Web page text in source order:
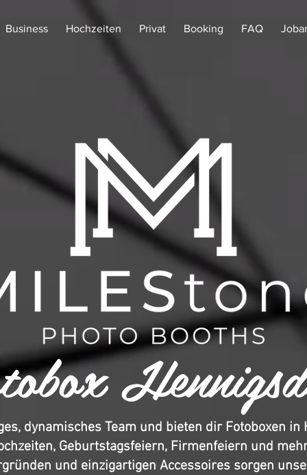
Business Hochzeiten Privat Booking FAQ
dynamisches Team und bieten dir Fotoboxen in
Geburtstagsfeiern, Firmenfeiern und
und einzigartigen Accessoires sorgen